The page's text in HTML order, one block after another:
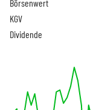
Börsenwert
KGV
Dividende